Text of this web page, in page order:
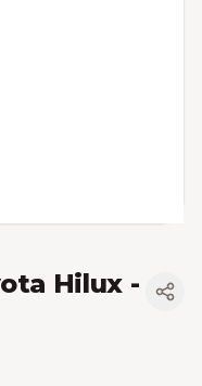
Hilux -